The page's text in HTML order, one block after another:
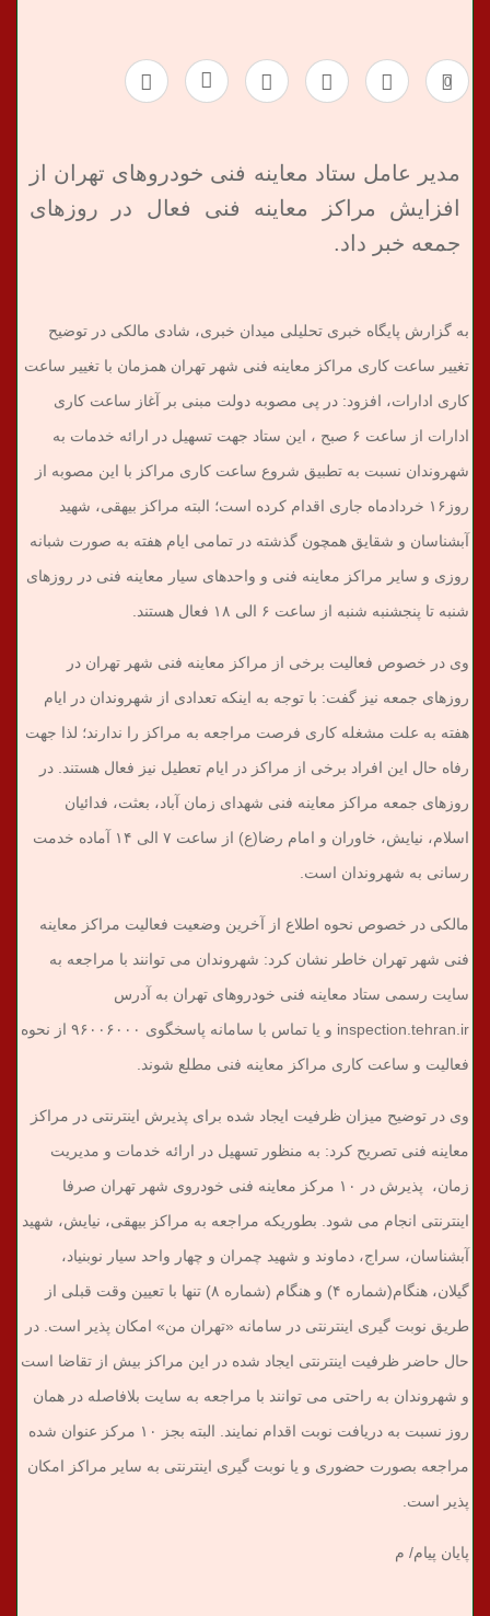
ر0
مدیر عامل ستاد معاینه فنی خودروهای تهران از
افزایش مراکز معاینه فنی فعال در روزهای
جمعه خبر داد.
به گزارش پایگاه خبری تحلیلی میدان خبری، شادی مالکی در توضیح
تغییر ساعت کاری مراکز معاینه فنی شهر تهران همزمان با تغییر ساعت
کاری ادارات، افزود: در پی مصوبه دولت مبنی بر آغاز ساعت کاری
ادارات از ساعت ۶ صبح ، این ستاد جهت تسهیل در ارائه خدمات به
شهروندان نسبت به تطبیق شروع ساعت کاری مراکز با این مصوبه از
روز۱۶ خردادماه جاری اقدام کرده است؛ البته مراکز بیهقی، شهید
آبشناسان و شقایق همچون گذشته در تمامی ایام هفته به صورت شبانه
روزی و سایر مراکز معاینه فنی و واحدهای سیار معاینه فنی در روزهای
شنبه تا پنجشنبه شنبه از ساعت ۶ الی ۱۸ فعال هستند.
وی در خصوص فعالیت برخی از مراکز معاینه فنی شهر تهران در
روزهای جمعه نیز گفت: با توجه به اینکه تعدادی از شهروندان در ایام
هفته به علت مشغله کاری فرصت مراجعه به مراکز را ندارند؛ لذا جهت
رفاه حال این افراد برخی از مراکز در ایام تعطیل نیز فعال هستند. در
روزهای جمعه مراکز معاینه فنی شهدای زمان آباد، بعثت، فدائیان
اسلام، نیایش، خاوران و امام رضا(ع) از ساعت ۷ الی ۱۴ آماده خدمت
رسانی به شهروندان است.
مالکی در خصوص نحوه اطلاع از آخرین وضعیت فعالیت مراکز معاینه
فنی شهر تهران خاطر نشان کرد: شهروندان می توانند با مراجعه به
سایت رسمی ستاد معاینه فنی خودروهای تهران به آدرس
inspection.tehran.ir و یا تماس با سامانه پاسخگوی ۹۶۰۰۶۰۰۰ از نحوه
فعالیت و ساعت کاری مراکز معاینه فنی مطلع شوند.
وی در توضیح میزان ظرفیت ایجاد شده برای پذیرش اینترنتی در مراکز
معاینه فنی تصریح کرد: به منظور تسهیل در ارائه خدمات و مدیریت
زمان، پذیرش در ۱۰ مرکز معاینه فنی خودروی شهر تهران صرفا
اینترنتی انجام می شود. بطوریکه مراجعه به مراکز بیهقی، نیایش، شهید
آبشناسان، سراج، دماوند و شهید چمران و چهار واحد سیار نوبنیاد،
گیلان، هنگام(شماره ۴) و هنگام (شماره ۸) تنها با تعیین وقت قبلی از
طریق نوبت گیری اینترنتی در سامانه «تهران من» امکان پذیر است. در
حال حاضر ظرفیت اینترنتی ایجاد شده در این مراکز بیش از تقاضا است
و شهروندان به راحتی می توانند با مراجعه به سایت بلافاصله در همان
روز نسبت به دریافت نوبت اقدام نمایند. البته بجز ۱۰ مرکز عنوان شده
مراجعه بصورت حضوری و یا نوبت گیری اینترنتی به سایر مراکز امکان
پذیر است.
پایان پیام/ م